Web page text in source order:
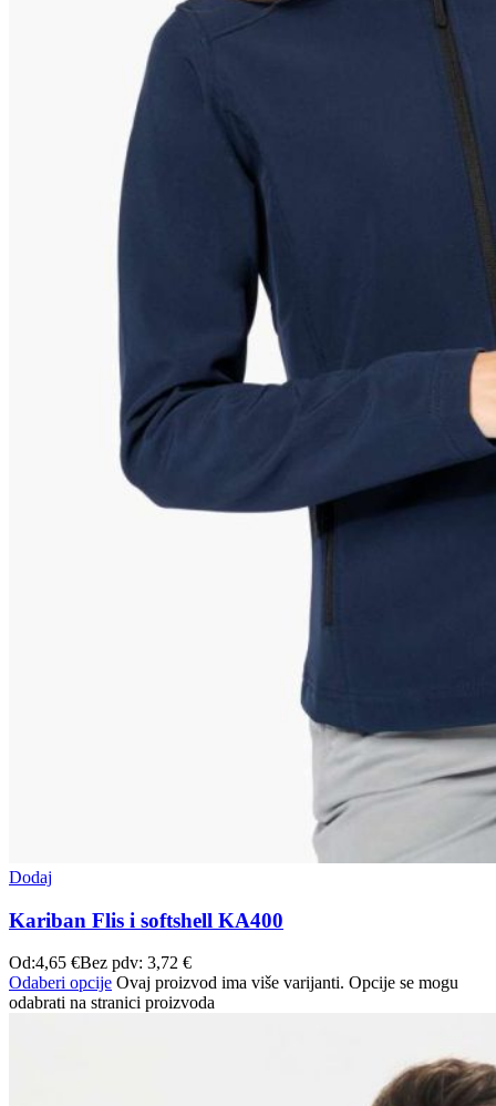
Dodaj
Kariban Flis i softshell KA400
Od:4,65 €Bez pdv: 3,72 €
Odaberi opcije Ovaj proizvod ima više varijanti. Opcije se mogu
odabrati na stranici proizvoda